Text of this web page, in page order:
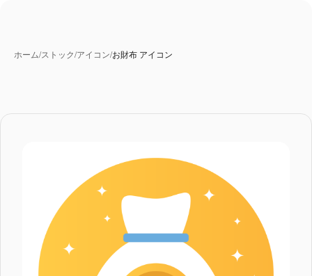
ホーム/ストック/アイコン/お財布 アイコン